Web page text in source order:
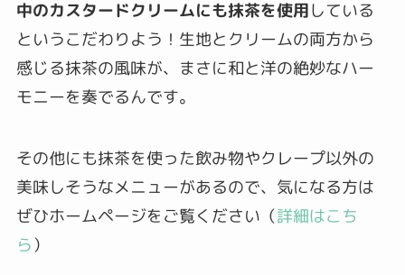
中のカスタードクリームにも抹茶を使用している
というこだわりよう！生地とクリームの両方から
感じる抹茶の風味が、まさに和と洋の絶妙なハー
モニーを奏でるんです。
その他にも抹茶を使った飲み物やクレープ以外の
美味しそうなメニューがあるので、気になる方は
ぜひホームページをご覧ください（詳細はこち
ら）